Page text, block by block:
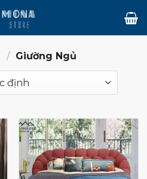
/ Giường Ngủ